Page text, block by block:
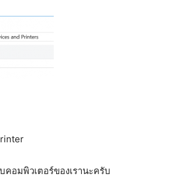
คอมพิวเตอร์ของเรานะครับ